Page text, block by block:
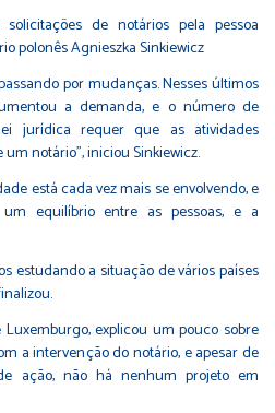
de notários pela pessoa
polonês Agnieszka Sinkiewicz
por mudanças. Nesses últimos
a demanda, e o número de
jurídica requer que as atividades
notário”, iniciou Sinkiewicz.
está cada vez mais se envolvendo, e
equilíbrio entre as pessoas, e a
estudando a situação de vários países
explicou um pouco sobre
a intervenção do notário, e apesar de
ação, não há nenhum projeto em